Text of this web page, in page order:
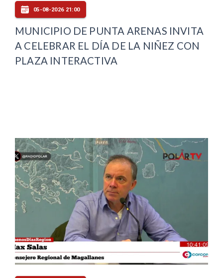
05-08-2026 21:00
MUNICIPIO DE PUNTA ARENAS INVITA
A CELEBRAR EL DÍA DE LA NIÑEZ CON
PLAZA INTERACTIVA